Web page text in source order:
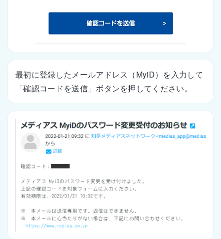
最初に登録したメールアドレス（MyiD）を入力して
「確認コードを送信」ボタンを押してください。